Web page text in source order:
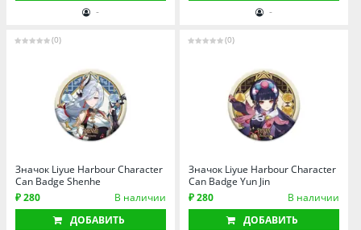
-
-
(0)
Значок Liyue Harbour Character
Can Badge Shenhe
₽ 280
В наличии
ДОБАВИТЬ
(0)
Значок Liyue Harbour Character
Can Badge Yun Jin
₽ 280
В наличии
ДОБАВИТЬ